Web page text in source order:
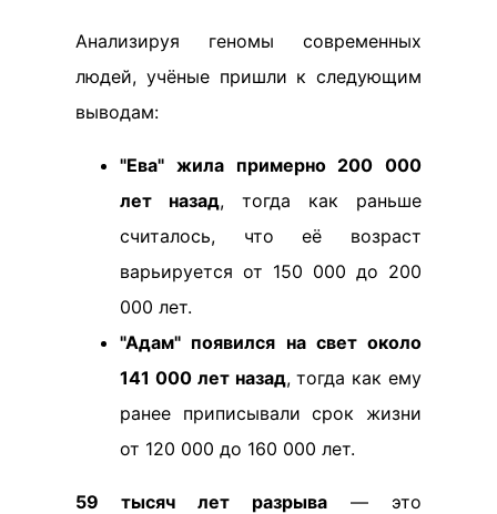
Анализируя геномы современных
людей, учёные пришли к следующим
выводам:
"Ева" жила примерно 200 000
лет назад, тогда как раньше
считалось, что её возраст
варьируется от 150 000 до 200
000 лет.
"Адам" появился на свет около
141 000 лет назад, тогда как ему
ранее приписывали срок жизни
от 120 000 до 160 000 лет.
59 тысяч лет разрыва — это